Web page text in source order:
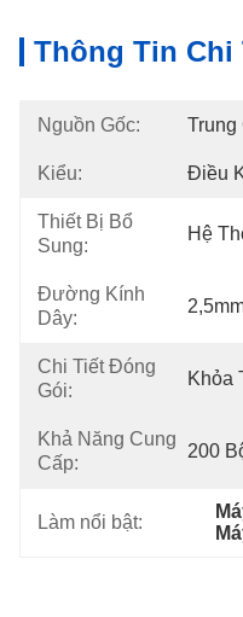
Thông Tin Chi
Nguồn Gốc: Trung
Kiểu: Điều
Thiết Bị Bổ
Sung:
Hệ
Đường Kính
Dây:
Chi Tiết Đóng
Gói:
Khỏa
Khả Năng Cung
Cấp:
200
Làm nổi bật: